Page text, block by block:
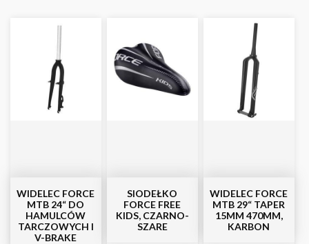
WIDELEC FORCE
MTB 24“ DO
HAMULCÓW
TARCZOWYCH I
V-BRAKE
SIODEŁKO
FORCE FREE
KIDS, CZARNO-
SZARE
WIDELEC FORCE
MTB 29“ TAPER
15MM 470MM,
KARBON